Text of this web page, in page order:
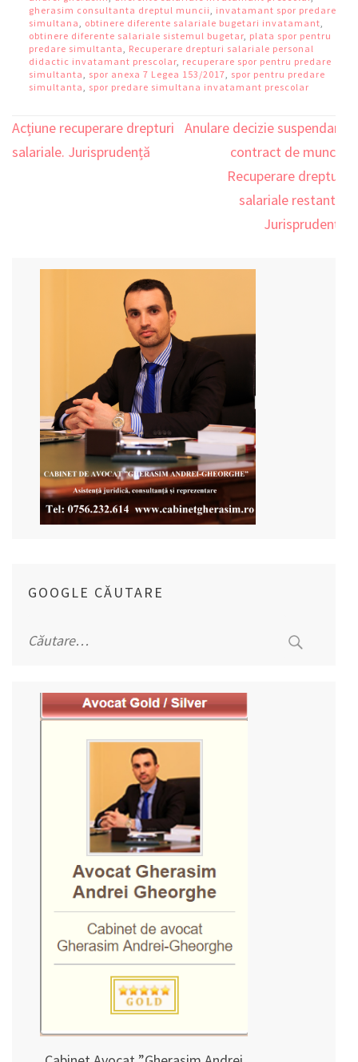
gherasim consultanta dreptul muncii
invatamant spor predare
simultana
obtinere diferente salariale bugetari invatamant
obtinere diferente salariale sistemul bugetar plata spor pentru
predare simultanta
Recuperare drepturi salariale personal
didactic invatamant prescolar recuperare spor pentru predare
simultanta
spor anexa 7 Legea 153/2017 spor pentru predare
simultanta
spor predare simultana invatamant prescolar
Navigare
Acțiune recuperare drepturi
salariale. Jurisprudență
Anulare decizie suspendare
contract de muncă.
Recuperare drepturi
salariale restante.
Jurisprudență
GOOGLE CĂUTARE
după: